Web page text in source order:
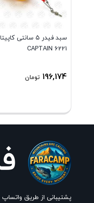
سبد فیدر ۵ سانتی
CAPTAIN 6221
196,174 تومان
پشتیبانی از طریق